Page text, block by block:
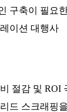
구축이 필요
이션 대행사
절감 및 ROI
드 스크래핑